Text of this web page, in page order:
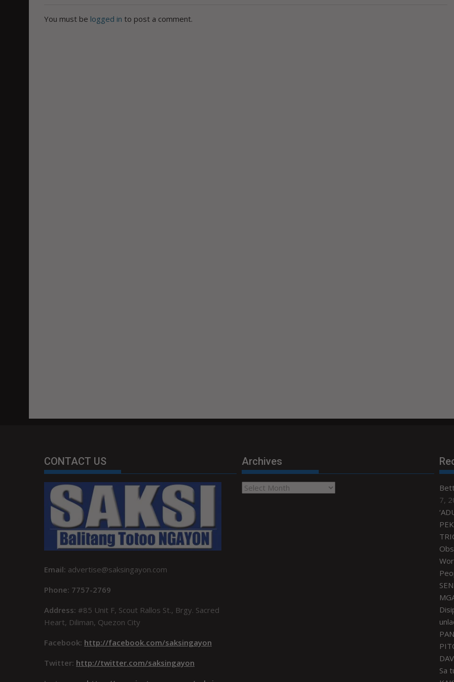
You must be logged in to post a comment.
CONTACT US
Email: advertise@saksingayon.com
Phone: 7757-2769
Address: #85 Unit F, Scout Rallos St., Brgy. Sacred
Heart, Diliman, Quezon City
Facebook: http://facebook.com/saksingayon
Twitter: http://twitter.com/saksingayon
Archives
Archives
7,
Sa